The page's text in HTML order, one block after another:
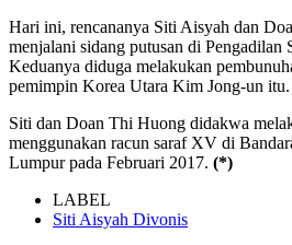
Hari ini, rencananya Siti Aisyah dan
menjalani sidang putusan di Pengadilan
Keduanya diduga melakukan
pemimpin Korea Utara Kim Jong-un itu.
Siti dan Doan Thi Huong didakwa
menggunakan racun saraf XV di
Lumpur pada Februari 2017. (*)
LABEL
Siti Aisyah Divonis